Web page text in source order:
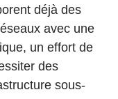
déjà des
avec une
un effort de
des
sous-